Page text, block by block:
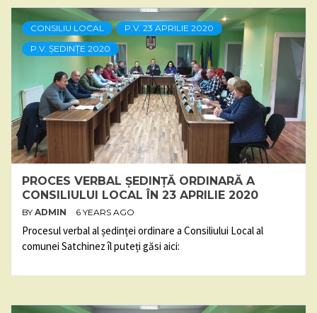
CONSILIU LOCAL
P.V. 23 APRILIE 2020
P.V. ȘEDINȚE 2020
PROCES VERBAL ȘEDINȚĂ ORDINARĂ A
CONSILIULUI LOCAL ÎN 23 APRILIE 2020
BY ADMIN 6 YEARS AGO
Procesul verbal al ședinței ordinare a Consiliului Local al
comunei Satchinez îl puteți găsi aici: